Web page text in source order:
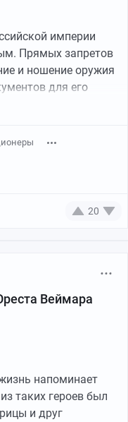
империи
Прямых запретов
и ношение оружия
для его
оружие не
отчетности.
ни в одном
огнестрельным
20
Веймара
напоминает
таких героев был
и друг